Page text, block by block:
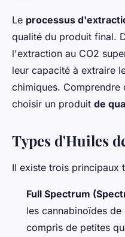
Le processus
qualité du produit final.
l'extraction au CO2
leur capacité à extraire
chimiques. Comprendre
choisir un produit de
Types d'Huiles
Il existe trois principaux
Full Spectrum
les cannabinoïdes
compris de petites